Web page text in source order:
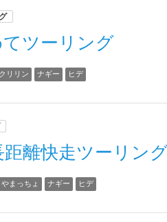
ツーリング
クリリン ナギー ヒデ
離快走ツーリング
やまっちょ ナギー ヒデ